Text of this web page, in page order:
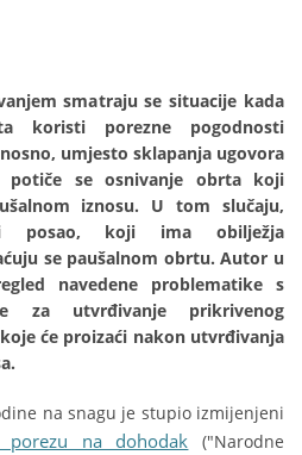
smatraju se situacije kada
koristi porezne pogodnosti
umjesto sklapanja ugovora
potiče se osnivanje obrta koji
iznosu. U tom slučaju,
posao, koji ima obilježja
se paušalnom obrtu. Autor u
navedene problematike s
za utvrđivanje prikrivenog
će proizaći nakon utvrđivanja
na snagu je stupio izmijenjeni
porezu na dohodak ("Narodne